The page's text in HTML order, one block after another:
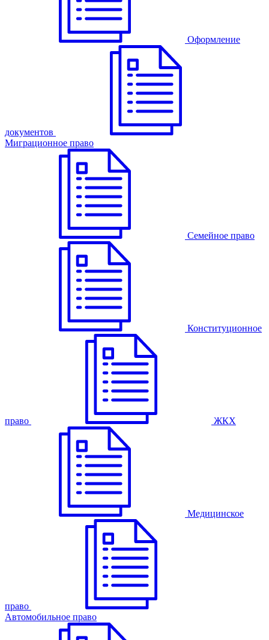
Оформление
документов
Миграционное право
Семейное право
Конституционное
право ЖКХ
Медицинское
право
Автомобильное право